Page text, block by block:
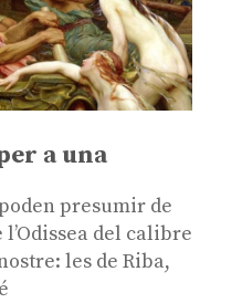
a una
presumir de
del calibre
les de Riba,